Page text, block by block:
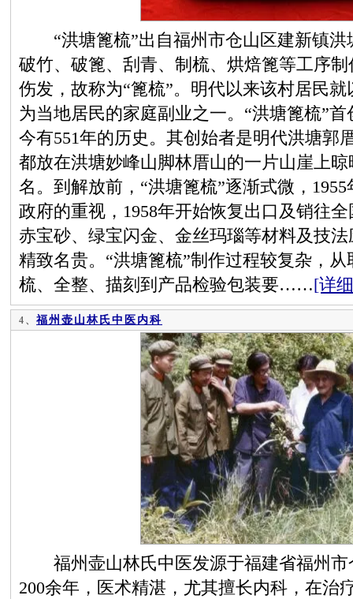
“洪塘篦梳”出自福州市仓山区建新镇洪
破竹、破篦、刮青、制梳、烘焙篦等工序
伤发，故称为“篦梳”。明代以来该村居民
为当地居民的家庭副业之一。“洪塘篦梳”
今有551年的历史。其创始者是明代洪塘郭
都放在洪塘妙峰山脚林厝山的一片山崖上
名。到解放前，“洪塘篦梳”逐渐式微，
政府的重视，1958年开始恢复出口及销往
赤宝砂、绿宝闪金、金丝玛瑙等材料及技
精致名贵。“洪塘篦梳”制作过程较复杂，
梳、全整、描刻到产品检验包装要……[详
4、 福州壶山林氏中医内科
福州壶山林氏中医发源于福建省福州市
200余年，医术精湛，尤其擅长内科，在治